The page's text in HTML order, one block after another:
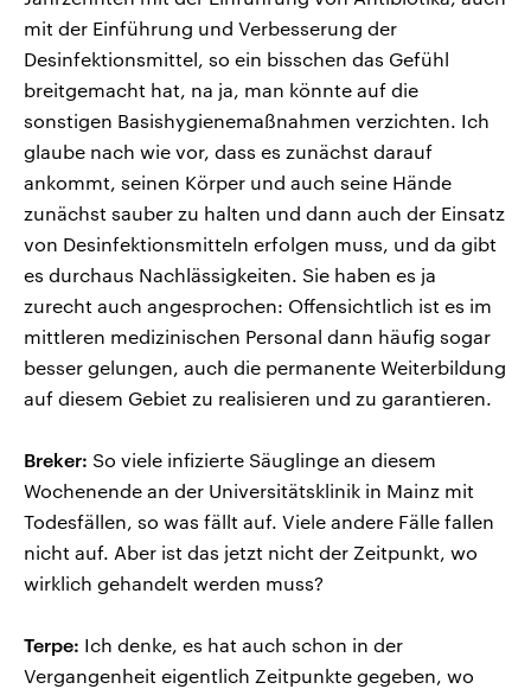
mit der Einführung und Verbesserung der
Desinfektionsmittel, so ein bisschen das Gefühl
breitgemacht hat, na ja, man könnte auf die
sonstigen Basishygienemaßnahmen verzichten. Ich
glaube nach wie vor, dass es zunächst darauf
ankommt, seinen Körper und auch seine Hände
zunächst sauber zu halten und dann auch der Einsatz
von Desinfektionsmitteln erfolgen muss, und da gibt
es durchaus Nachlässigkeiten. Sie haben es ja
zurecht auch angesprochen: Offensichtlich ist es im
mittleren medizinischen Personal dann häufig sogar
besser gelungen, auch die permanente Weiterbildung
auf diesem Gebiet zu realisieren und zu garantieren.
Breker: So viele infizierte Säuglinge an diesem
Wochenende an der Universitätsklinik in Mainz mit
Todesfällen, so was fällt auf. Viele andere Fälle fallen
nicht auf. Aber ist das jetzt nicht der Zeitpunkt, wo
wirklich gehandelt werden muss?
Terpe: Ich denke, es hat auch schon in der
Vergangenheit eigentlich Zeitpunkte gegeben, wo